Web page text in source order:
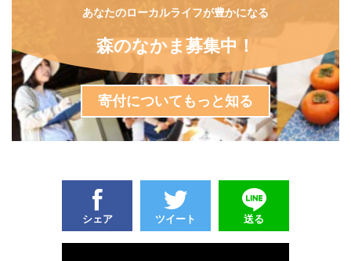
あなたのローカルライフが豊かになる
森のなかま募集中！
寄付についてもっと知る
シェア ツイート 送る